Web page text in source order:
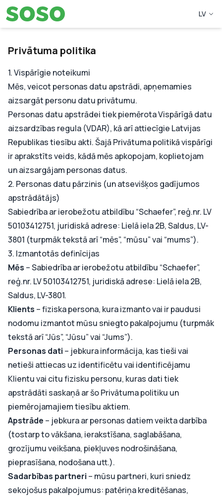
LV
Privātuma politika
1. Vispārīgie noteikumi
Mēs, veicot personas datu apstrādi, apņemamies
aizsargāt personu datu privātumu.
Personas datu apstrādei tiek piemērota Vispārīgā datu
aizsardzības regula (VDAR), kā arī attiecīgie Latvijas
Republikas tiesību akti. Šajā Privātuma politikā vispārīgi
ir aprakstīts veids, kādā mēs apkopojam, koplietojam
un aizsargājam personas datus.
2. Personas datu pārzinis (un atsevišķos gadījumos
apstrādātājs)
Sabiedrība ar ierobežotu atbildību “Schaefer”, reģ.nr. LV
50103412751, juridiskā adrese: Lielā iela 2B, Saldus, LV-
3801 (turpmāk tekstā arī “mēs”, “mūsu” vai “mums”).
3. Izmantotās definīcijas
Mēs – Sabiedrība ar ierobežotu atbildību “Schaefer”,
reģ.nr. LV 50103412751, juridiskā adrese: Lielā iela 2B,
Saldus, LV-3801.
Klients – fiziska persona, kura izmanto vai ir paudusi
nodomu izmantot mūsu sniegto pakalpojumu (turpmāk
tekstā arī “Jūs”, “Jūsu” vai “Jums”).
Personas dati – jebkura informācija, kas tieši vai
netieši attiecas uz identificētu vai identificējamu
Klientu vai citu fizisku personu, kuras dati tiek
apstrādāti saskaņā ar šo Privātuma politiku un
piemērojamajiem tiesību aktiem.
Apstrāde – jebkura ar personas datiem veikta darbība
(tostarp to vākšana, ierakstīšana, saglabāšana,
grozījumu veikšana, piekļuves nodrošināšana,
pieprasīšana, nodošana utt.).
Sadarbības partneri – mūsu partneri, kuri sniedz
sekojošus pakalpojumus: patēriņa kreditēšanas,